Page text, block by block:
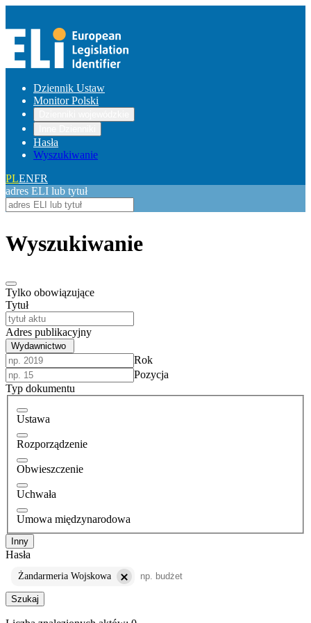
Dziennik Ustaw
Monitor Polski
Hasła
Wyszukiwanie
PLENFR
adres ELI lub tytuł
Wyszukiwanie
Tylko obowiązujące
Tytuł
Adres publikacyjny
Wydawnictwo
Rok
Pozycja
Typ dokumentu
Ustawa
Rozporządzenie
Obwieszczenie
Uchwała
Umowa międzynarodowa
Inny
Hasła
Żandarmeria Wojskowa
Szukaj